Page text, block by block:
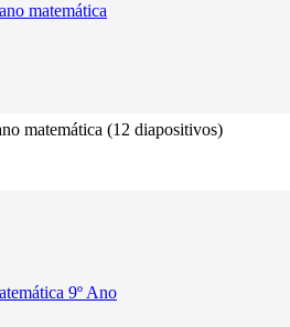
matemática
matemática (12 diapositivos)
9º Ano